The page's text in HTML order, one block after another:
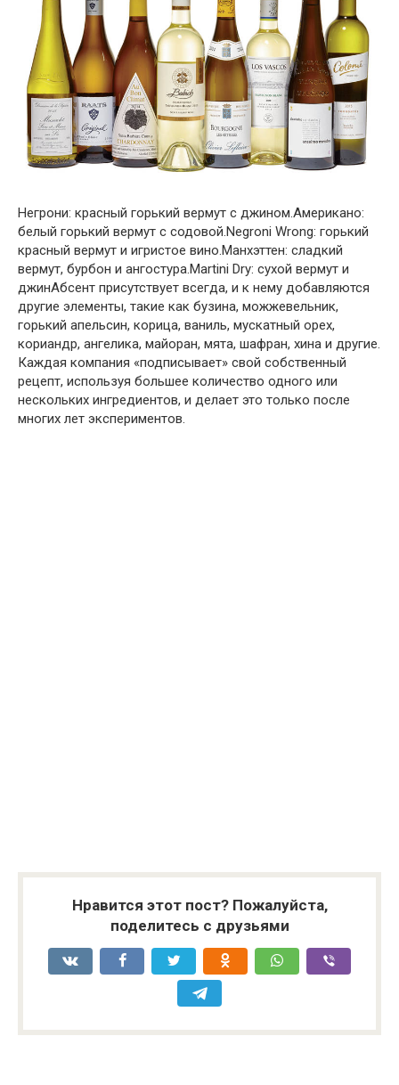
Негрони: красный горький вермут с джином.Американо:
белый горький вермут с содовой.Negroni Wrong: горький
красный вермут и игристое вино.Манхэттен: сладкий
вермут, бурбон и ангостура.Martini Dry: сухой вермут и
джинАбсент присутствует всегда, и к нему добавляются
другие элементы, такие как бузина, можжевельник,
горький апельсин, корица, ваниль, мускатный орех,
кориандр, ангелика, майоран, мята, шафран, хина и другие.
Каждая компания «подписывает» свой собственный
рецепт, используя большее количество одного или
нескольких ингредиентов, и делает это только после
многих лет экспериментов.
Нравится этот пост? Пожалуйста,
поделитесь с друзьями